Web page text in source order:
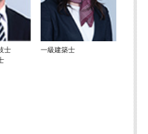
士
一級建築士